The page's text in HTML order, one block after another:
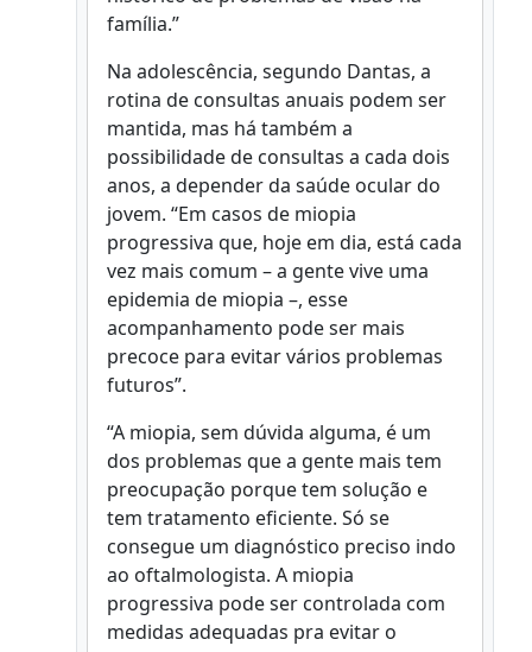
família.”
Na adolescência, segundo Dantas, a
rotina de consultas anuais podem ser
mantida, mas há também a
possibilidade de consultas a cada dois
anos, a depender da saúde ocular do
jovem. “Em casos de miopia
progressiva que, hoje em dia, está cada
vez mais comum – a gente vive uma
epidemia de miopia –, esse
acompanhamento pode ser mais
precoce para evitar vários problemas
futuros”.
“A miopia, sem dúvida alguma, é um
dos problemas que a gente mais tem
preocupação porque tem solução e
tem tratamento eficiente. Só se
consegue um diagnóstico preciso indo
ao oftalmologista. A miopia
progressiva pode ser controlada com
medidas adequadas pra evitar o